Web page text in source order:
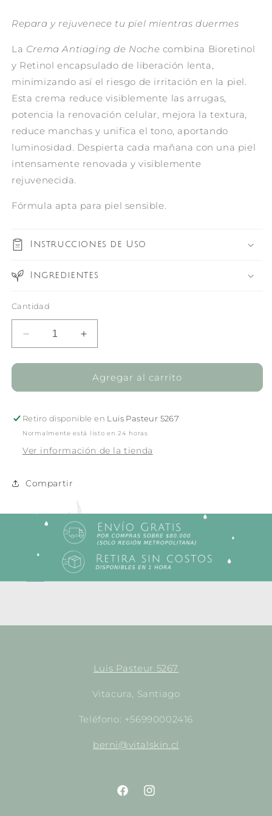
Repara y rejuvenece tu piel mientras duermes
La Crema Antiaging de Noche combina Bioretinol
y Retinol encapsulado de liberación lenta,
minimizando así el riesgo de irritación en la piel.
Esta crema reduce visiblemente las arrugas,
potencia la renovación celular, mejora la textura,
reduce manchas y unifica el tono, aportando
luminosidad. Despierta cada mañana con una piel
intensamente renovada y visiblemente
rejuvenecida.
Fórmula apta para piel sensible.
Instrucciones de Uso
Ingredientes
Cantidad
Reducir
cantidad
para
Crema
Night
Repair
Aumentar
cantidad
para
TESSA
Crema
Night
Repair
Agregar al carrito
Retiro disponible en Luis Pasteur 5267
Normalmente está listo en 24 horas
Ver información de la tienda
Compartir
Luis Pasteur 5267
Vitacura, Santiago
Teléfono: +56990002416
berni@vitalskin.cl
https://www.facebook.com/
http://instagram.com/